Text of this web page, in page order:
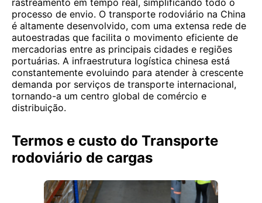
rastreamento em tempo real, simplificando todo o
processo de envio. O transporte rodoviário na China
é altamente desenvolvido, com uma extensa rede de
autoestradas que facilita o movimento eficiente de
mercadorias entre as principais cidades e regiões
portuárias. A infraestrutura logística chinesa está
constantemente evoluindo para atender à crescente
demanda por serviços de transporte internacional,
tornando-a um centro global de comércio e
distribuição.
Termos e custo do Transporte
rodoviário de cargas